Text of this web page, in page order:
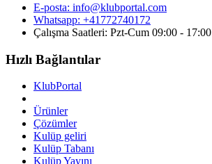
E-posta: info@klubportal.com
Whatsapp: +41772740172
Çalışma Saatleri: Pzt-Cum 09:00 - 17:00
Hızlı Bağlantılar
KlubPortal
Ürünler
Çözümler
Kulüp geliri
Kulüp Tabanı
Kulüp Yayını